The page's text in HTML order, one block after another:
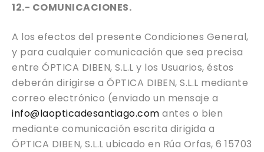
12.- COMUNICACIONES.
A los efectos del presente Condiciones General,
y para cualquier comunicación que sea precisa
entre ÓPTICA DIBEN, S.L.L y los Usuarios, éstos
deberán dirigirse a ÓPTICA DIBEN, S.L.L mediante
correo electrónico (enviado un mensaje a
info@laopticadesantiago.com antes o bien
mediante comunicación escrita dirigida a
ÓPTICA DIBEN, S.L.L ubicado en Rúa Orfas, 6 15703